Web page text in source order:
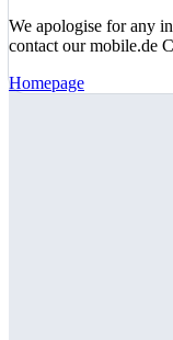
We apologise for any
contact our mobile.de
Homepage